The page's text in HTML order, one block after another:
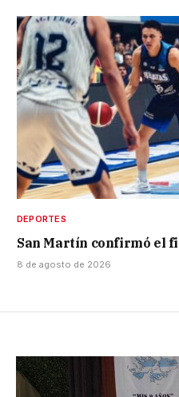
DEPORTES
San Martín confirmó el
8 de agosto de 2026